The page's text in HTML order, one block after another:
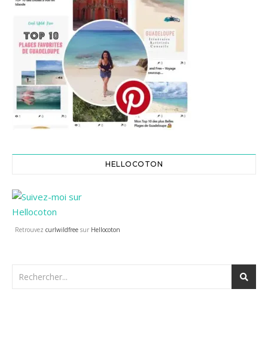
HELLOCOTON
Retrouvez curlwildfree sur Hellocoton